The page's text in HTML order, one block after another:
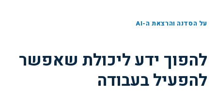
על הסדנה והרצאת ה-AI
להפוך ידע ליכולת שאפשר
להפעיל בעבודה